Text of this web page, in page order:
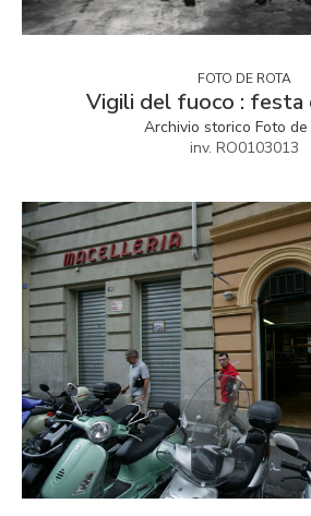
FOTO DE ROTA
Vigili del fuoco : festa
Archivio storico Foto de
inv. RO0103013